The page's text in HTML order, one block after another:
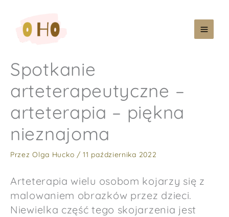
treści
Spotkanie
arteterapeutyczne –
arteterapia – piękna
nieznajoma
PrzezOlga Hucko /11 października 2022
Arteterapia wielu osobom kojarzy się z
malowaniem obrazków przez dzieci.
Niewielka część tego skojarzenia jest